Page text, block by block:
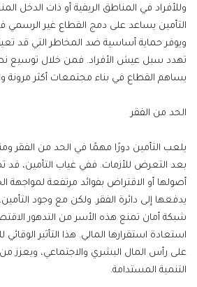
وللأفراد في المناطق الريفية أو ذات الدخل
التأمين يساعد على دمج القطاع غير الرسمي
ويوفر حماية أساسية ضد المخاطر التي قد
تهدد سبل عيش الأفراد. فمن خلال توسيع
يساهم القطاع في بناء مجتمعات أكثر مرونة
الحد من الفقر
يلعب التأمين دورًا مهمًا في الحد من الفقر
بعد التعرض للأزمات. ففي غياب التأمين، قد
أصولها أو الاقتراض بفوائد مرتفعة لمواجهة
يدفعها إلى دائرة الفقر. ولكن مع وجود
شبكة أمان تمنع هذه الأسر من التدهور
استعادة استقرارها المالي. هذا التأثير
على رأس المال البشري والاجتماعي، ويعزز
التنمية المستدامة.